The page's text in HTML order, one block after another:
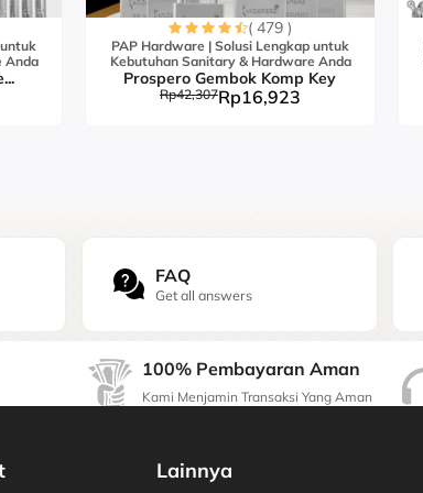
Anda
( 479 )
PAP Hardware | Solusi Lengkap untuk
Kebutuhan Sanitary & Hardware Anda
Prospero Gembok Komp Key
Rp42,307Rp16,923
FAQ
Get all answers
100% Pembayaran Aman
Kami Menjamin Transaksi Yang Aman
Lainnya